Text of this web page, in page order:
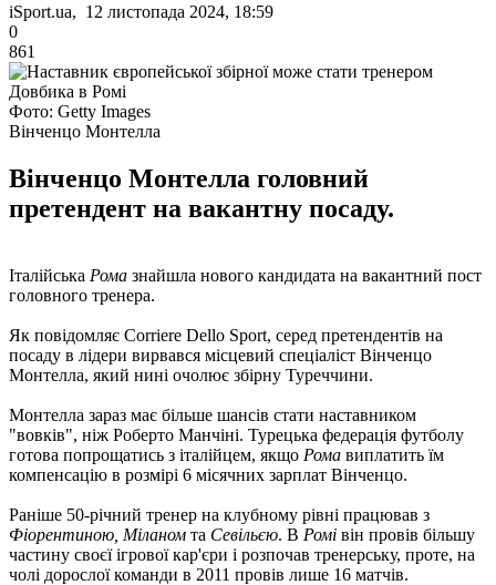
iSport.ua, 12 листопада 2024, 18:59
0
861
Фото: Getty Images
Вінченцо Монтелла
Вінченцо Монтелла головний
претендент на вакантну посаду.
Італійська Рома знайшла нового кандидата на вакантний пост
головного тренера.
Як повідомляє Сorriere Dello Sport, серед претендентів на
посаду в лідери вирвався місцевий спеціаліст Вінченцо
Монтелла, який нині очолює збірну Туреччини.
Монтелла зараз має більше шансів стати наставником
"вовків", ніж Роберто Манчіні. Турецька федерація футболу
готова попрощатись з італійцем, якщо Рома виплатить їм
компенсацію в розмірі 6 місячних зарплат Вінченцо.
Раніше 50-річний тренер на клубному рівні працював з
Фіорентиною, Міланом та Севільєю. В Ромі він провів більшу
частину своєї ігрової кар'єри і розпочав тренерську, проте, на
чолі дорослої команди в 2011 провів лише 16 матчів.